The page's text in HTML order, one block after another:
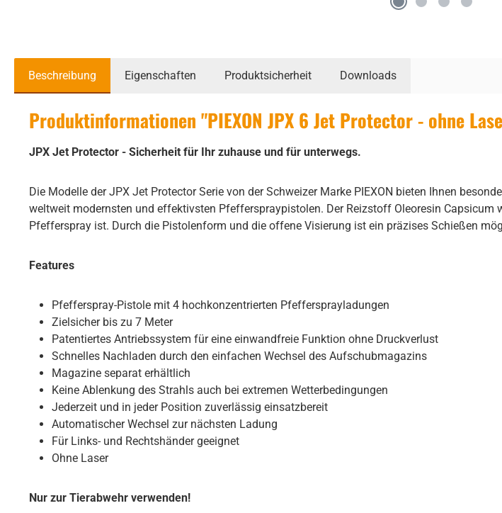
Beschreibung Eigenschaften Produktsicherheit Downloads
Produktinformationen "PIEXON JPX 6 Jet Protector - ohne
JPX Jet Protector - Sicherheit für Ihr zuhause und für unterwegs.
Die Modelle der JPX Jet Protector Serie von der Schweizer Marke PIEXON bieten Ihnen
weltweit modernsten und effektivsten Pfefferspraypistolen. Der Reizstoff Oleoresin
Pfefferspray ist. Durch die Pistolenform und die offene Visierung ist ein präzises Schießen
Features
Pfefferspray-Pistole mit 4 hochkonzentrierten Pfeffersprayladungen
Zielsicher bis zu 7 Meter
Patentiertes Antriebssystem für eine einwandfreie Funktion ohne Druckverlust
Schnelles Nachladen durch den einfachen Wechsel des Aufschubmagazins
Magazine separat erhältlich
Keine Ablenkung des Strahls auch bei extremen Wetterbedingungen
Jederzeit und in jeder Position zuverlässig einsatzbereit
Automatischer Wechsel zur nächsten Ladung
Für Links- und Rechtshänder geeignet
Ohne Laser
Nur zur Tierabwehr verwenden!